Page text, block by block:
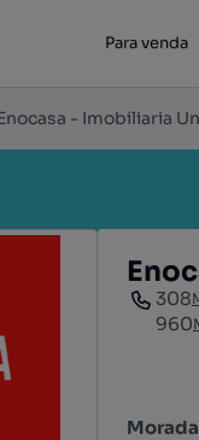
Para venda
- Imobiliaria
308
960